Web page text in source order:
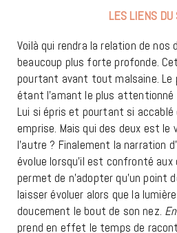
LES LIENS DU
Voilà qui rendra la relation de nos
beaucoup plus forte profonde.
pourtant avant tout malsaine. Le
étant l’amant le plus attentionné
Lui si épris et pourtant si
emprise. Mais qui des deux est le
l’autre ? Finalement la narration
évolue lorsqu’il est confronté aux
permet de n’adopter qu’un point
laisser évoluer alors que la
doucement le bout de son nez.
prend en effet le temps de